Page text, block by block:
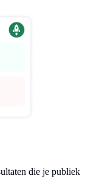
die je publiek